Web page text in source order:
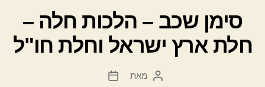
סימן שכב – הלכות חלה –
חלת ארץ ישראל וחלת חו"ל
המחבר
מאת
תאריך